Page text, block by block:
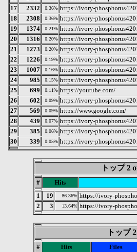
17
2332 0.36% https://ivory-
18
2308 0.36% https://ivory-
19
1374 0.21% https://ivory-
20
1316 0.20% https://ivory-
21
1273 0.20% https://ivory-
22
1226 0.19% https://ivory-
23
1007 0.16% https://ivory-
24
985 0.15% https://ivory-
25
699 0.11% https://youtube.com/
26
602 0.09% https://ivory-
27
569 0.09% https://www.google.com/
28
439 0.07% https://ivory-
29
385 0.06% https://ivory-
30
339 0.05% https://ivory-
トップ 2
#
Hits
1
19 86.36% https://ivory-
2
3 13.64% https://ivory-
トップ
# Hits
Files